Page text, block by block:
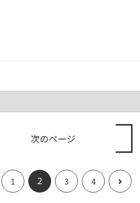
次のページ
1 2 3 4
次